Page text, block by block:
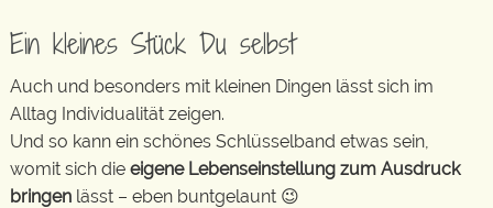
Ein kleines Stück Du selbst
Auch und besonders mit kleinen Dingen lässt sich im
Alltag Individualität zeigen.
Und so kann ein schönes Schlüsselband etwas sein,
womit sich die eigene Lebenseinstellung zum Ausdruck
bringen lässt – eben buntgelaunt 😉